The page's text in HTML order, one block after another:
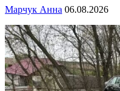
Марчук Анна 06.08.2026